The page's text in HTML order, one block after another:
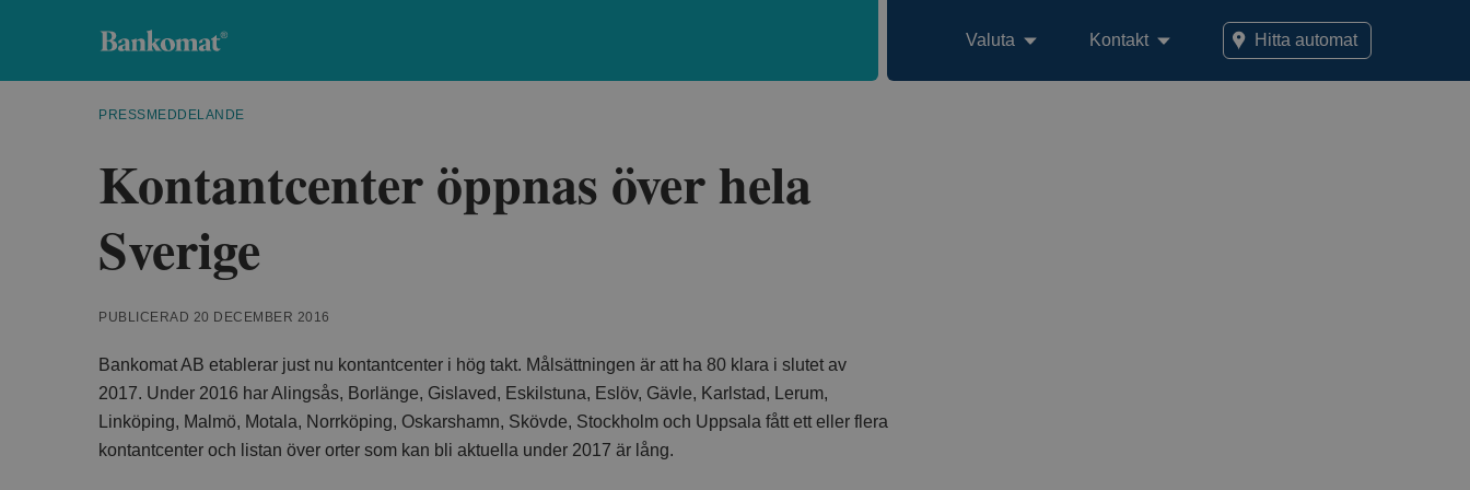
Bankomat Hitta automat
Valuta Kontakt
PRESSMEDDELANDE
Kontantcenter öppnas över hela
Sverige
PUBLICERAD 20 DECEMBER 2016
Bankomat AB etablerar just nu kontantcenter i hög takt. Målsättningen är att ha 80 klara i slutet av
2017. Under 2016 har Alingsås, Borlänge, Gislaved, Eskilstuna, Eslöv, Gävle, Karlstad, Lerum,
Linköping, Malmö, Motala, Norrköping, Oskarshamn, Skövde, Stockholm och Uppsala fått ett eller flera
kontantcenter och listan över orter som kan bli aktuella under 2017 är lång.